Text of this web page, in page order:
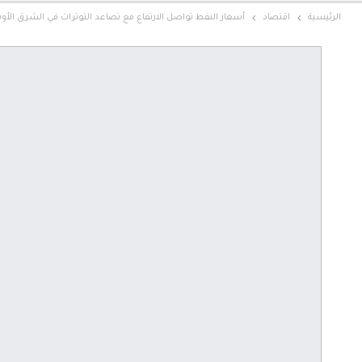
الرئيسية اقتصاد أسعار النفط تواصل الارتفاع مع تصاعد التوترات في الشرق